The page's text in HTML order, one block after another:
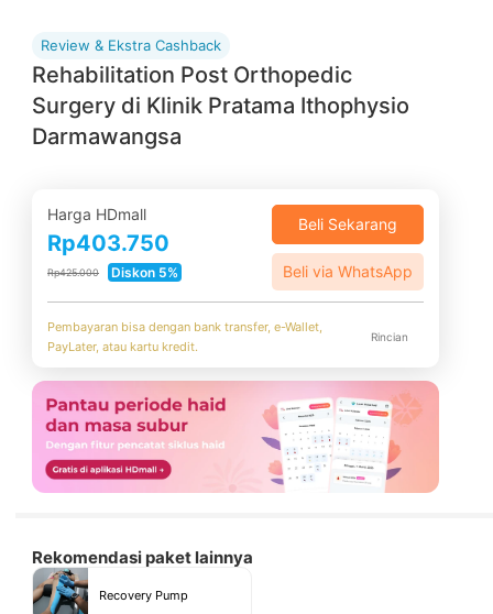
Review & Ekstra Cashback
Rehabilitation Post Orthopedic
Surgery di Klinik Pratama Ithophysio
Darmawangsa
Harga HDmall
Rp403.750
Rp425.000 Diskon 5%
Beli Sekarang
Beli via WhatsApp
Pembayaran bisa dengan bank transfer, e-Wallet,
PayLater, atau kartu kredit.
Rincian
Rekomendasi paket lainnya
Recovery Pump